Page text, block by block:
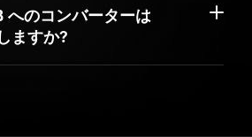
へのコンバーターは
ますか?